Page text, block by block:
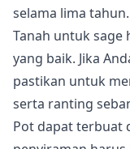
selama lima tahun.
Tanah untuk
yang baik. Jika
pastikan untuk
serta ranting
Pot dapat terbuat